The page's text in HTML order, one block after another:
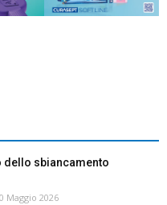
dello sbiancamento
Maggio 2026